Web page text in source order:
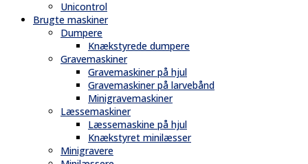
Unicontrol
Brugte maskiner
Dumpere
Knækstyrede dumpere
Gravemaskiner
Gravemaskiner på hjul
Gravemaskiner på larvebånd
Minigravemaskiner
Læssemaskiner
Læssemaskine på hjul
Knækstyret minilæsser
Minigravere